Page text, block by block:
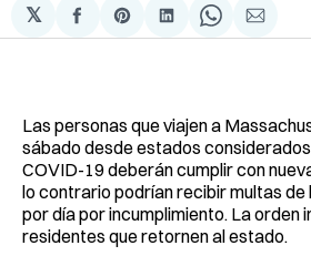
𝕏
Compartir
en
Share
on
Compartir
en
Share
on
via
Las personas que viajen a
sábado desde estados
COVID-19 deberán cumplir con
lo contrario podrían recibir multas
por día por incumplimiento. La orden
residentes que retornen al estado.